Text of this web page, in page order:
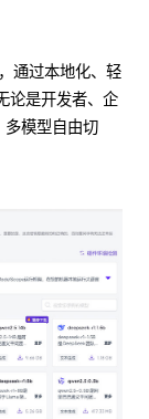
通过本地化、轻
论是开发者、企
多模型自由切